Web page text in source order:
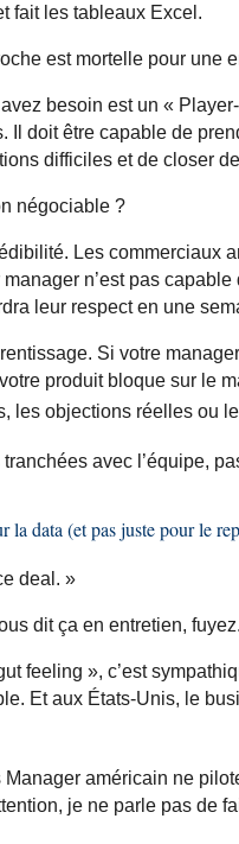
fait les tableaux Excel.
est mortelle pour une
besoin est un «
Il doit être capable de
difficiles et de closer
négociable ?
Les commerciaux
n’est pas
leur respect en une
Si votre
produit bloque sur le
les objections réelles ou
tranchées avec l’équipe,
la data (et pas juste pour le
deal. »
dit ça en entretien, fuyez.
feeling », c’est
Et aux États-Unis, le
américain ne
je ne parle pas de